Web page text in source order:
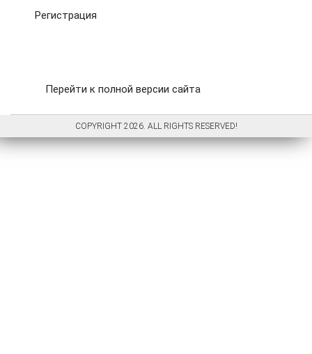
Регистрация
Перейти к полной версии сайта
COPYRIGHT 2026. ALL RIGHTS RESERVED!